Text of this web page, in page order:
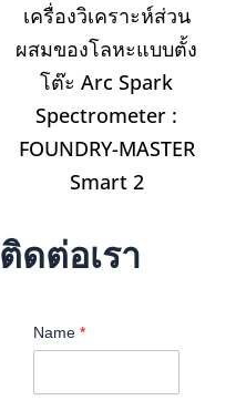
เครื่องวิเคราะห์ส่วน
ผสมของโลหะแบบตั้ง
โต๊ะ Arc Spark
Spectrometer :
FOUNDRY-MASTER
Smart 2
ติดต่อเรา
Name *